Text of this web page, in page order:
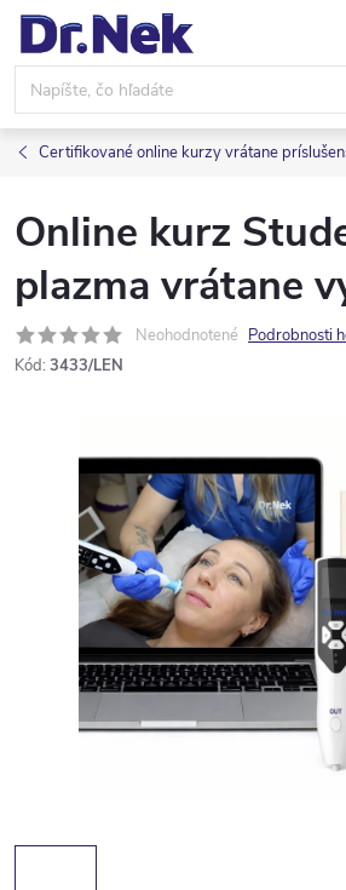
Prejsť
obsah
Certifikované online kurzy vrátane
Online kurz
plazma vrátane
Neohodnotené Podrobnosti
Kód: 3433/LEN